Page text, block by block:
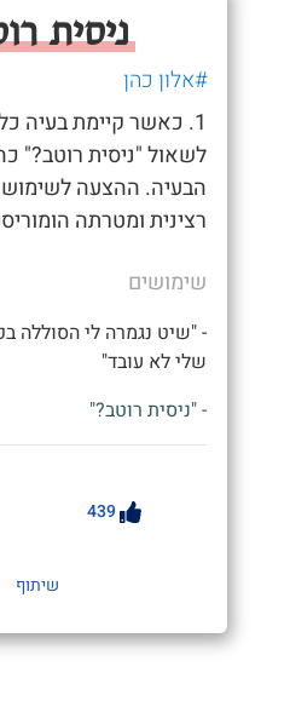
ניסית
#אלון כהן
1. כאשר קיימת בעיה
לשאול "ניסית רוטב?"
הבעיה. ההצעה לשימוש
רצינית ומטרתה
שימושים
- "שיט נגמרה לי הסוללה
שלי לא עובד"
- "ניסית רוטב?"
439
שיתוף